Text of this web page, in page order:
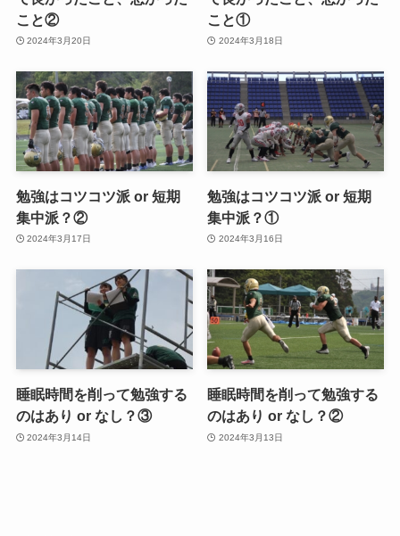
こと②
2024年3月20日
こと①
2024年3月18日
勉強はコツコツ派 or 短期
集中派？②
2024年3月17日
勉強はコツコツ派 or 短期
集中派？①
2024年3月16日
睡眠時間を削って勉強する
のはあり or なし？③
2024年3月14日
睡眠時間を削って勉強する
のはあり or なし？②
2024年3月13日